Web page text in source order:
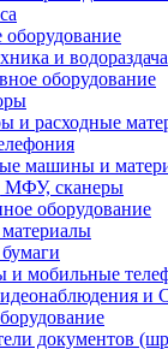
оборудование
и водораздача
оборудование
и расходные
машины и
МФУ, сканеры
оборудование
и мобильные
и
документов